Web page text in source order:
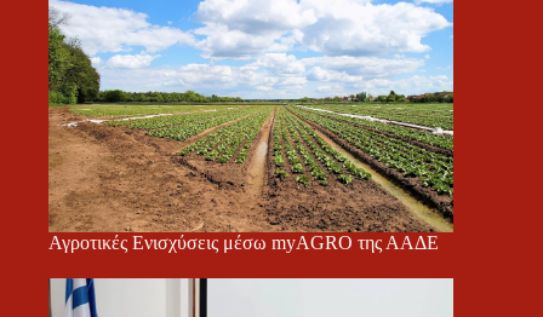
Αγροτικές Ενισχύσεις μέσω myAGRO της ΑΑΔΕ